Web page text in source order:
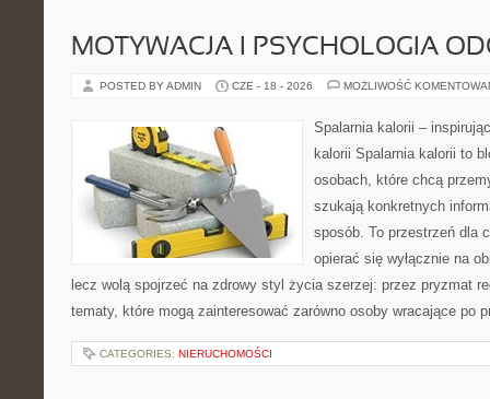
MOTYWACJA I PSYCHOLOGIA
POSTED BY ADMIN CZE - 18 - 2026 MOŻLIWOŚĆ
Spalarnia kalorii –
kalorii Spalarnia kalorii to
osobach, które chcą
szukają konkretnych
sposób. To przestrzeń dla
opierać się wyłącznie na
lecz wolą spojrzeć na zdrowy styl życia szerzej: przez pryzmat
tematy, które mogą zainteresować zarówno osoby wracające po
CATEGORIES: NIERUCHOMOŚCI